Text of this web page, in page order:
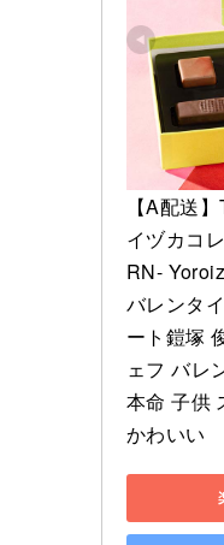
【A配送
イヅカコ
RN-
バレンタ
ート鎧塚
ェフ バレ
本命 子供
かわいい